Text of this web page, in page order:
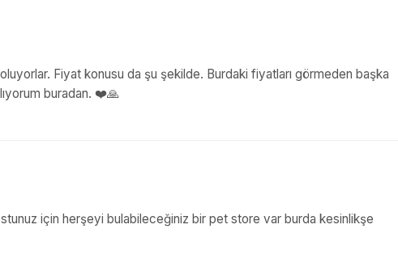
Fiyat konusu da şu şekilde. Burdaki fiyatları görmeden başka
buradan. ❤️🙏
için herşeyi bulabileceğiniz bir pet store var burda kesinlikşe